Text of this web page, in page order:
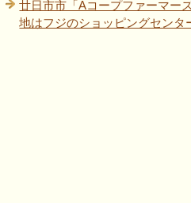
廿日市市「Aコープファーマー
地はフジのショッピングセンタ